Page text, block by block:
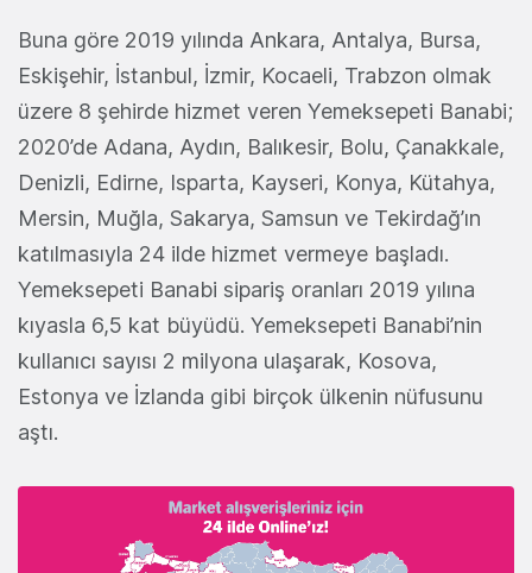
Buna göre 2019 yılında Ankara, Antalya, Bursa,
Eskişehir, İstanbul, İzmir, Kocaeli, Trabzon olmak
üzere 8 şehirde hizmet veren Yemeksepeti Banabi;
2020’de Adana, Aydın, Balıkesir, Bolu, Çanakkale,
Denizli, Edirne, Isparta, Kayseri, Konya, Kütahya,
Mersin, Muğla, Sakarya, Samsun ve Tekirdağ’ın
katılmasıyla 24 ilde hizmet vermeye başladı.
Yemeksepeti Banabi sipariş oranları 2019 yılına
kıyasla 6,5 kat büyüdü. Yemeksepeti Banabi’nin
kullanıcı sayısı 2 milyona ulaşarak, Kosova,
Estonya ve İzlanda gibi birçok ülkenin nüfusunu
aştı.